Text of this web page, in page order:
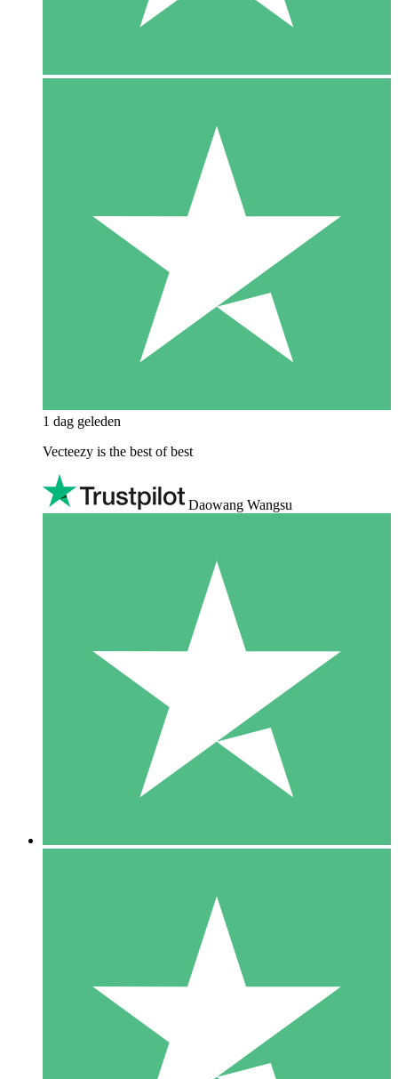
1 dag geleden
Vecteezy is the best of best
Daowang Wangsu